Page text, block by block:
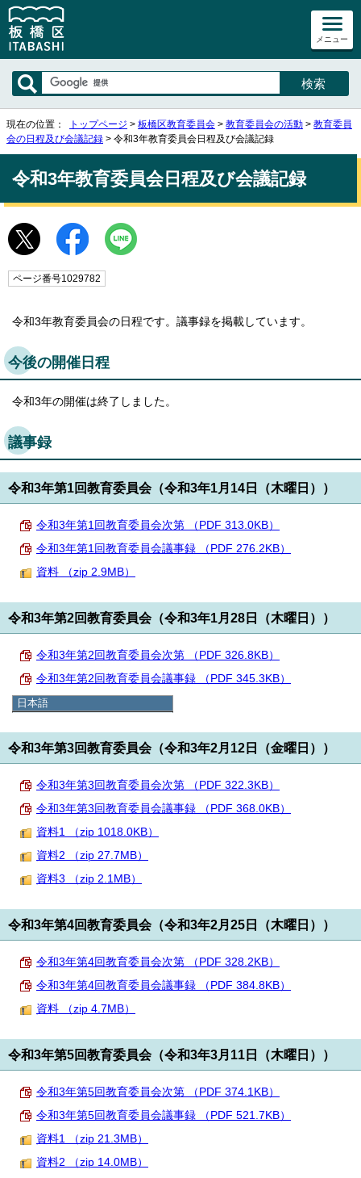
メニュー
日本語
English
한국어
简体中文
繁體中文
現在の位置： トップページ > 板橋区教育委員会 > 教育委員会の活動 > 教育委員
会の日程及び会議記録 > 令和3年教育委員会日程及び会議記録
令和3年教育委員会日程及び会議記録
ページ番号1029782
令和3年教育委員会の日程です。議事録を掲載しています。
今後の開催日程
令和3年の開催は終了しました。
議事録
令和3年第1回教育委員会（令和3年1月14日（木曜日））
令和3年第1回教育委員会次第 （PDF 313.0KB）
令和3年第1回教育委員会議事録 （PDF 276.2KB）
資料 （zip 2.9MB）
令和3年第2回教育委員会（令和3年1月28日（木曜日））
令和3年第2回教育委員会次第 （PDF 326.8KB）
令和3年第2回教育委員会議事録 （PDF 345.3KB）
資料 （zip 29.6MB）
令和3年第3回教育委員会（令和3年2月12日（金曜日））
令和3年第3回教育委員会次第 （PDF 322.3KB）
令和3年第3回教育委員会議事録 （PDF 368.0KB）
資料1 （zip 1018.0KB）
資料2 （zip 27.7MB）
資料3 （zip 2.1MB）
令和3年第4回教育委員会（令和3年2月25日（木曜日））
令和3年第4回教育委員会次第 （PDF 328.2KB）
令和3年第4回教育委員会議事録 （PDF 384.8KB）
資料 （zip 4.7MB）
令和3年第5回教育委員会（令和3年3月11日（木曜日））
令和3年第5回教育委員会次第 （PDF 374.1KB）
令和3年第5回教育委員会議事録 （PDF 521.7KB）
資料1 （zip 21.3MB）
資料2 （zip 14.0MB）